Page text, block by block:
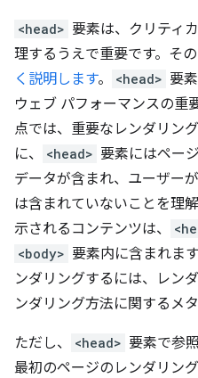
<head> 要素は、クリティ
理するうえで重要です。その
く説明します。 <head> 要
ウェブ パフォーマンスの重
点では、重要なレンダリン
に、
<head> 要素にはペー
データが含まれ、ユーザー
は含まれていないことを理
示されるコンテンツは、
<body> 要素内に含まれま
ンダリングするには、レン
ンダリング方法に関するメ
ただし、 <head> 要素で参
最初のページのレンダリン